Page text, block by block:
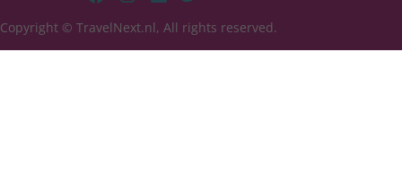
Copyright © TravelNext.nl, All rights reserved.